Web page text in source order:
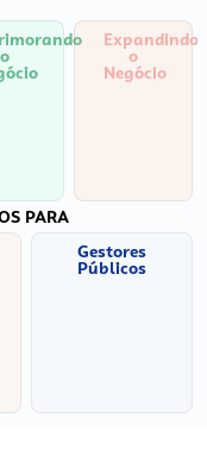
o
Expandindo
o
Negócio
PARA
Gestores
Públicos